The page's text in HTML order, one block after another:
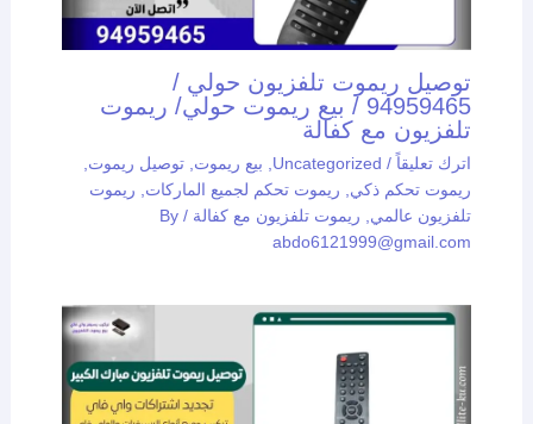
توصيل ريموت تلفزيون حولي /
94959465 / بيع ريموت حولي/ ريموت
تلفزيون مع كفالة
اترك تعليقاً /
Uncategorized
, بيع ريموت, توصيل ريموت,
ريموت تحكم ذكي, ريموت تحكم لجميع الماركات, ريموت
تلفزيون عالمي, ريموت تلفزيون مع كفالة / By
abdo6121999@gmail.com